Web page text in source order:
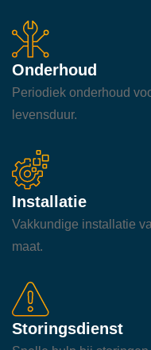
Onderhoud
Periodiek onderhoud
levensduur.
Installatie
Vakkundige installatie
maat.
Storingsdienst